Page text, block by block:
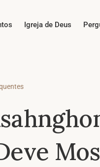
Igreja de Deus